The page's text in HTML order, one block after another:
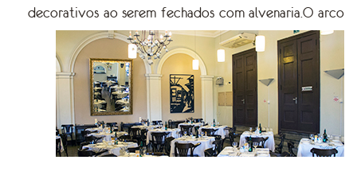
decorativos ao serem fechados com alvenaria.O arco